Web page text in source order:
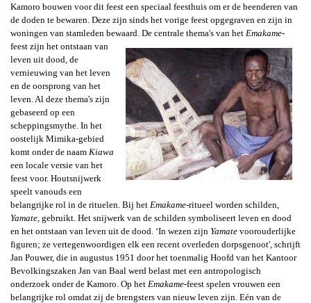
Kamoro bouwen voor dit feest een speciaal feesthuis om er de beenderen van
de doden te bewaren. Deze zijn sinds het vorige feest opgegraven en zijn in
woningen van stamleden bewaard. De centrale thema's van het Emakame-
feest zijn het ontstaan van
leven uit dood, de
vernieuwing van het leven
en de oorsprong van het
leven. Al deze thema's zijn
gebaseerd op een
scheppingsmythe. In het
oostelijk Mimika-gebied
komt onder de naam Kiawa
een locale versie van het
feest voor. Houtsnijwerk
speelt vanouds een
belangrijke rol in de rituelen. Bij het Emakame-ritueel worden schilden,
Yamate gebruikt. Het snijwerk van de schilden symboliseert leven en dood
en het ontstaan van leven uit de dood. ‘In wezen zijn Yamate voorouderlijke
figuren; ze vertegenwoordigen elk een recent overleden dorpsgenoot', schrijft
Jan Pouwer, die in augustus 1951 door het toenmalig Hoofd van het Kantoor
Bevolkingszaken Jan van Baal werd belast met een antropologisch
onderzoek onder de Kamoro. Op het Emakame-feest spelen vrouwen een
belangrijke rol omdat zij de brengsters van nieuw leven zijn. Eén van de